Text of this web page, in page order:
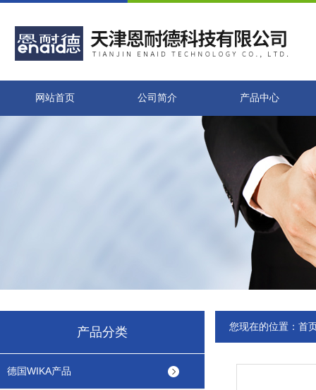
网站首页 公司简介 产品中心
产品分类
德国WIKA产品
您现在的位置： 首